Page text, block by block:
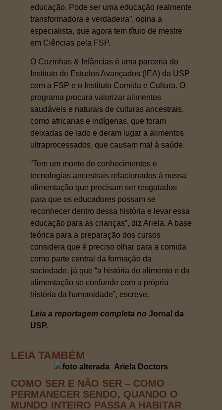
educação. Pode ser uma educação realmente
transformadora e verdadeira”, opina a
especialista, que agora tem título de mestre
em Ciências pela FSP.
O Cozinhas & Infâncias é uma parceria do
Instituto de Estudos Avançados (IEA) da USP
com a FSP e o Instituto Comida e Cultura. O
programa procura valorizar alimentos
saudáveis e naturais de culturas ancestrais,
como africanas e indígenas, que foram
deixadas de lado e deram lugar a alimentos
ultraprocessados, que causam mal à saúde.
“Tem um monte de conhecimentos e
tecnologias ancestrais relacionados à nossa
alimentação que precisam ser resgatados
para que os educadores possam se
reconhecer dentro dessa história e levar essa
educação para as crianças”, diz Ariela. A base
teórica para a preparação dos cursos
considera que é preciso olhar para a comida
como parte central da formação da
sociedade, já que “a história do alimento e da
alimentação se confunde com a própria
história da humanidade”, escreve.
Leia a reportagem completa no Jornal da
USP.
LEIA TAMBÉM
COMO SER E NÃO SER – COMO
PERMANECER SENDO, QUANDO O
MUNDO INTEIRO PASSA A HABITAR